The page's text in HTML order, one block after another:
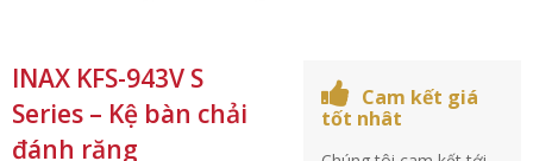
INAX KFS-943V S
Series – Kệ bàn chải
đánh răng
Cam kết giá
tốt nhât